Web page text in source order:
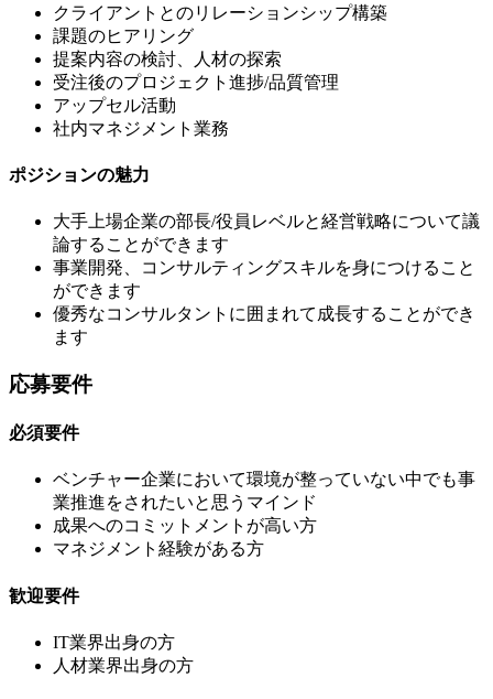
クライアントとのリレーションシップ構築
課題のヒアリング
提案内容の検討、⼈材の探索
受注後のプロジェクト進捗/品質管理
アップセル活動
社内マネジメント業務
ポジションの魅力
大手上場企業の部長/役員レベルと経営戦略について議
論することができます
事業開発、コンサルティングスキルを身につけること
ができます
優秀なコンサルタントに囲まれて成長することができ
ます
応募要件
必須要件
ベンチャー企業において環境が整っていない中でも事
業推進をされたいと思うマインド
成果へのコミットメントが⾼い⽅
マネジメント経験がある方
歓迎要件
IT業界出⾝の⽅
⼈材業界出⾝の⽅